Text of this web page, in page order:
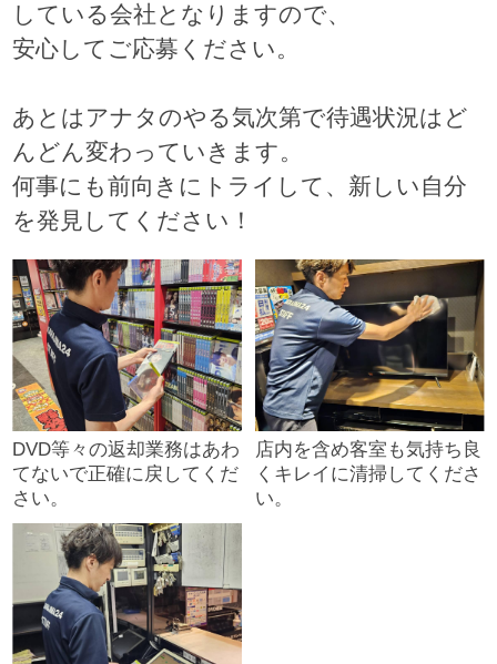
している会社となりますので、
安心してご応募ください。
あとはアナタのやる気次第で待遇状況はど
んどん変わっていきます。
何事にも前向きにトライして、新しい自分
を発見してください！
DVD等々の返却業務はあわ
てないで正確に戻してくだ
さい。
店内を含め客室も気持ち良
くキレイに清掃してくださ
い。